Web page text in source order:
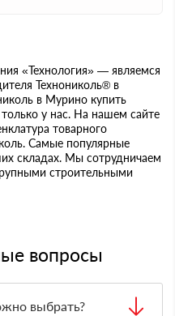
«Технология» — являемся
Технониколь® в
в Мурино купить
у нас. На нашем сайте
товарного
Самые популярные
складах. Мы сотрудничаем
строительными
вопросы
выбрать?